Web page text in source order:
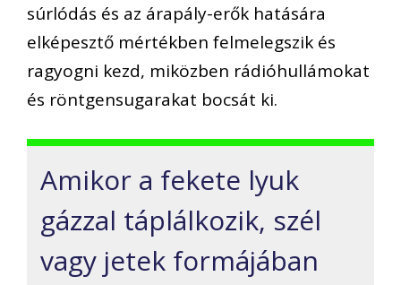
súrlódás és az árapály-erők hatására
elképesztő mértékben felmelegszik és
ragyogni kezd, miközben rádióhullámokat
és röntgensugarakat bocsát ki.
Amikor a fekete lyuk
gázzal táplálkozik, szél
vagy jetek formájában